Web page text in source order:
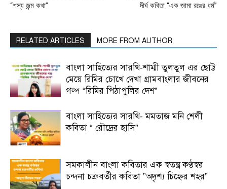
“শস্য জন্ম কথা”
দীর্ঘ কবিতা “এক জামা রঙের ধর্ম”
RELATED ARTICLES MORE FROM AUTHOR
বাংলা সাহিত্যের সারথি-শাম্মী তুলতুল এর ছোট্ট
মেয়ে রিমির চোখে দেখা গ্রামবাংলার জীবনের
গল্প “রিমির পিঠাপুলির দেশ”
বাংলা সাহিত্যের সারথি- মমতাজ মনি শেলী
কবিতা “ রৌদ্রের হাসি”
সমকালীন বাংলা কবিতার এক স্বতন্ত্র কণ্ঠস্বর
চন্দনা চক্রবর্তীর কবিতা ”অদৃশ্য চিহ্নের শহর”